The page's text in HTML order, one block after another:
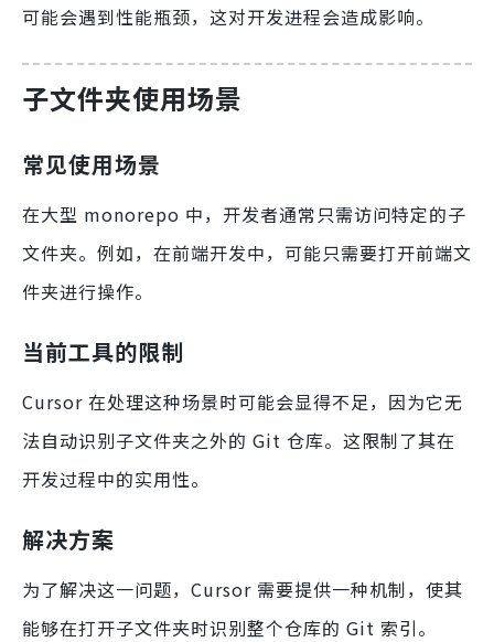
可能会遇到性能瓶颈，这对开发进程会造成影响。
子文件夹使用场景
常见使用场景
在大型 monorepo 中，开发者通常只需访问特定的子
文件夹。例如，在前端开发中，可能只需要打开前端文
件夹进行操作。
当前工具的限制
Cursor 在处理这种场景时可能会显得不足，因为它无
法自动识别子文件夹之外的 Git 仓库。这限制了其在
开发过程中的实用性。
解决方案
为了解决这一问题，Cursor 需要提供一种机制，使其
能够在打开子文件夹时识别整个仓库的 Git 索引。